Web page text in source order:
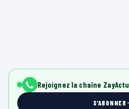
Rejoignez la chaîne ZayActu
S'ABONNER